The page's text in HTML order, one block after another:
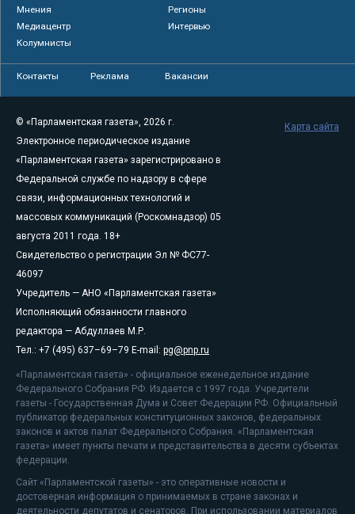
Мнения
Регионы
Медиацентр
Интервью
Колумнисты
Контакты Реклама Вакансии
© «Парламентская газета», 2026 г.
Электронное периодическое издание
«Парламентская газета» зарегистрировано в
Федеральной службе по надзору в сфере
связи, информационных технологий и
массовых коммуникаций (Роскомнадзор) 05
августа 2011 года. 18+
Свидетельство о регистрации Эл № ФС77-
46097
Учредитель — АНО «Парламентская газета»
Исполняющий обязанности главного
редактора — Абдуллаев М.Р.
Тел.: +7 (495) 637–69–79 E-mail: pg@pnp.ru
«Парламентская газета» - официальное еженедельное издание
Федерального Собрания РФ. Издается с 1997 года. Учредители
газеты - Государственная Дума и Совет Федерации РФ. Официальный
публикатор федеральных конституционных законов, федеральных
законов и актов палат Федерального Собрания. «Парламентская
газета» имеет пункты печати и представительства в десяти субъектах
федерации.
Сайт «Парламентской газеты» - это оперативные новости и
достоверная информация о принимаемых в стране законах и
деятельности депутатов и сенаторов. При использовании материалов
Карта сайта